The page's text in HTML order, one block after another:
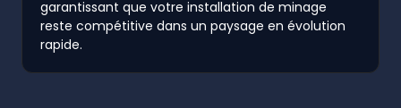
garantissant que votre installation de minage
reste compétitive dans un paysage en évolution
rapide.